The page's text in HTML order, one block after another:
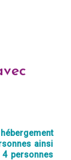
ainsi
personnes